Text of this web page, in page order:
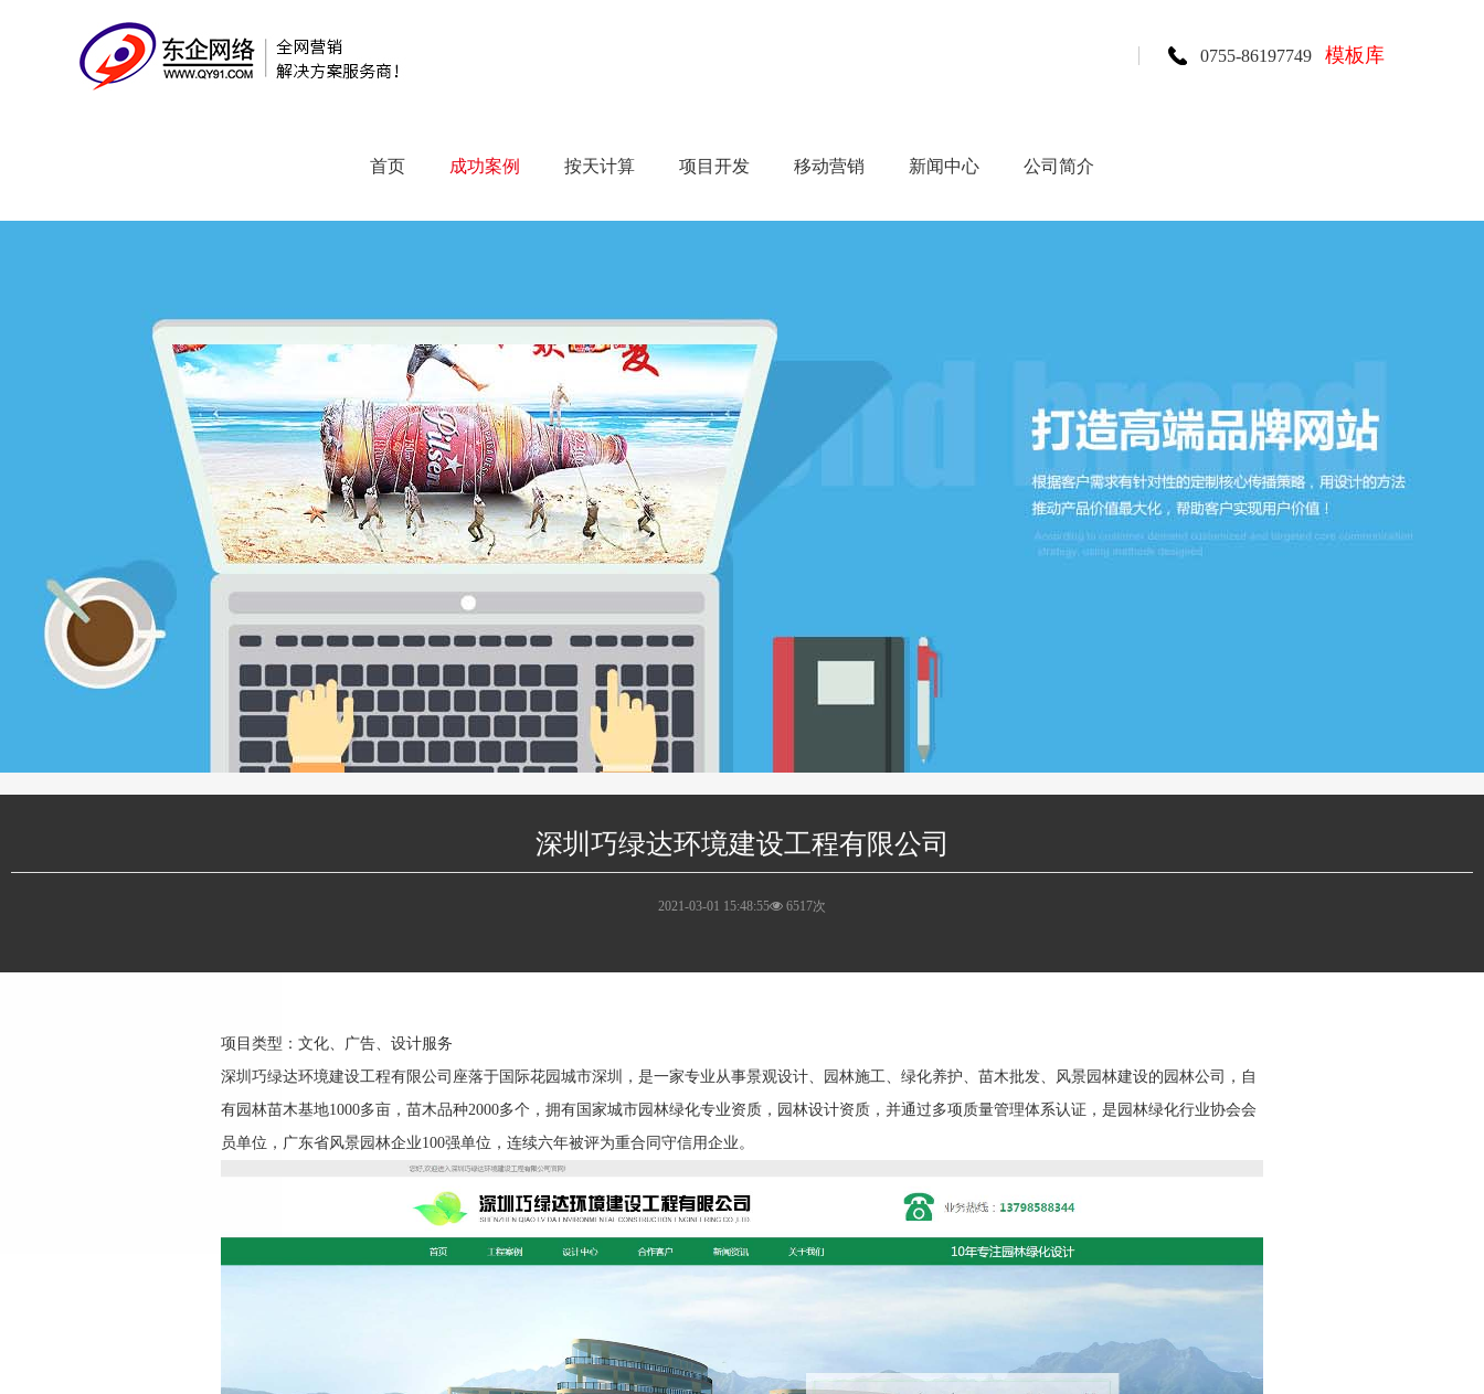
0755-86197749 模板库
首页
按天计算
项目开发 移动营销 新闻中心 公司简介
深圳巧绿达环境建设工程有限公司
2021-03-01 15:48:55 6517次
项目类型：文化、广告、设计服务
深圳巧绿达环境建设工程有限公司座落于国际花园城市深圳，是一家专业从事景观设计、园林施工、绿化养护、苗木批发、风景园林建设的园林公司，自
有园林苗木基地1000多亩，苗木品种2000多个，拥有国家城市园林绿化专业资质，园林设计资质，并通过多项质量管理体系认证，是园林绿化行业协会会
员单位，广东省风景园林企业100强单位，连续六年被评为重合同守信用企业。